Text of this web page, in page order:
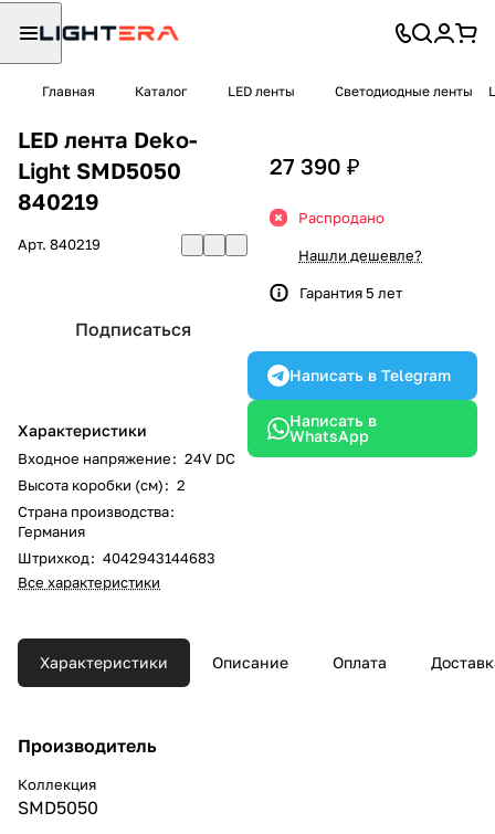
Главная Каталог LED ленты Светодиодные ленты
LED лента Deko-
Light SMD5050
840219
Арт. 840219
Подписаться
Характеристики
Входное напряжение: 24V DC
Высота коробки (см): 2
Страна производства:
Германия
Штрихкод: 4042943144683
Все характеристики
27 390 ₽
Распродано
Нашли дешевле?
Гарантия 5 лет
Написать в Telegram
Написать в
WhatsApp
Характеристики Описание Оплата
Производитель
Коллекция
SMD5050